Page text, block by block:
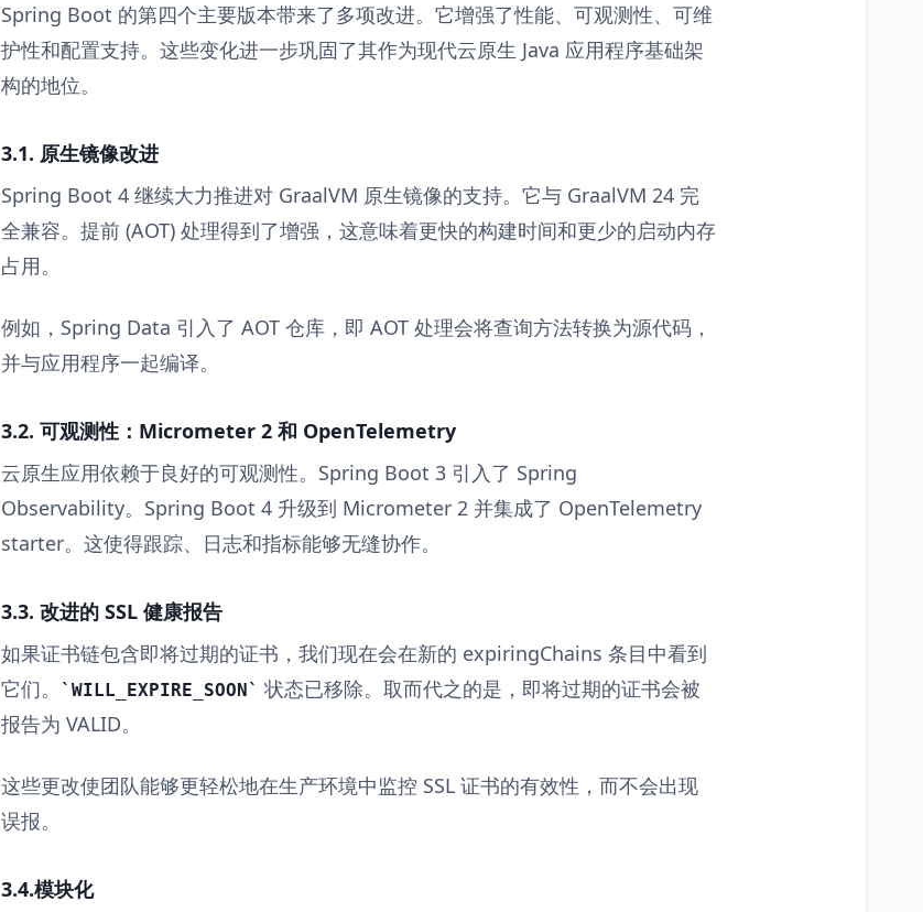
Spring Boot 的第四个主要版本带来了多项改进。它增强了性能、可观测性、可维
护性和配置支持。这些变化进一步巩固了其作为现代云原生 Java 应用程序基础架
构的地位。
3.1. 原生镜像改进
Spring Boot 4 继续大力推进对 GraalVM 原生镜像的支持。它与 GraalVM 24 完
全兼容。提前 (AOT) 处理得到了增强，这意味着更快的构建时间和更少的启动内存
占用。
例如，Spring Data 引入了 AOT 仓库，即 AOT 处理会将查询方法转换为源代码，
并与应用程序一起编译。
3.2. 可观测性：Micrometer 2 和 OpenTelemetry
云原生应用依赖于良好的可观测性。Spring Boot 3 引入了 Spring
Observability。Spring Boot 4 升级到 Micrometer 2 并集成了 OpenTelemetry
starter。这使得跟踪、日志和指标能够无缝协作。
3.3. 改进的 SSL 健康报告
如果证书链包含即将过期的证书，我们现在会在新的 expiringChains 条目中看到
它们。
WILL_EXPIRE_SOON
状态已移除。取而代之的是，即将过期的证书会被
报告为 VALID。
这些更改使团队能够更轻松地在生产环境中监控 SSL 证书的有效性，而不会出现
误报。
3.4.模块化